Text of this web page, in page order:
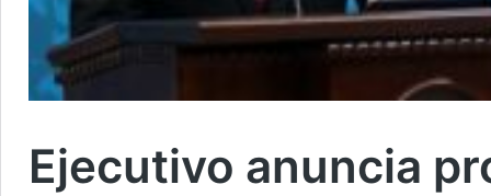
Ejecutivo anuncia